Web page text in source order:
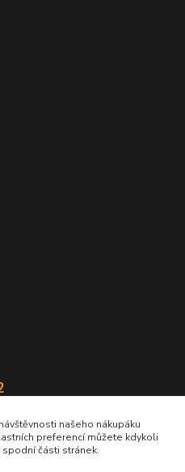
našeho nákupáku
preferencí můžete kdykoli
části stránek.